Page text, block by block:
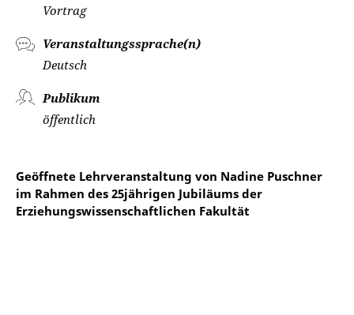
Vortrag
Veranstaltungssprache(n)
Deutsch
Publikum
öffentlich
Geöffnete Lehrveranstaltung von Nadine Puschner
im Rahmen des 25jährigen Jubiläums der
Erziehungswissenschaftlichen Fakultät